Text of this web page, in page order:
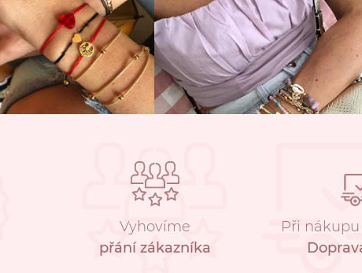
Vyhovíme
přání zákazníka
Při nákupu